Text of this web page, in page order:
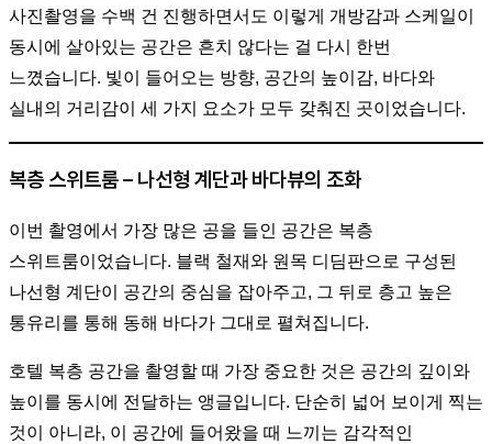
사진촬영을 수백 건 진행하면서도 이렇게 개방감과 스케일이
동시에 살아있는 공간은 흔치 않다는 걸 다시 한번
느꼈습니다. 빛이 들어오는 방향, 공간의 높이감, 바다와
실내의 거리감이 세 가지 요소가 모두 갖춰진 곳이었습니다.
복층 스위트룸 – 나선형 계단과 바다뷰의 조화
이번 촬영에서 가장 많은 공을 들인 공간은 복층
스위트룸이었습니다. 블랙 철재와 원목 디딤판으로 구성된
나선형 계단이 공간의 중심을 잡아주고, 그 뒤로 층고 높은
통유리를 통해 동해 바다가 그대로 펼쳐집니다.
호텔 복층 공간을 촬영할 때 가장 중요한 것은 공간의 깊이와
높이를 동시에 전달하는 앵글입니다. 단순히 넓어 보이게 찍는
것이 아니라, 이 공간에 들어왔을 때 느끼는 감각적인